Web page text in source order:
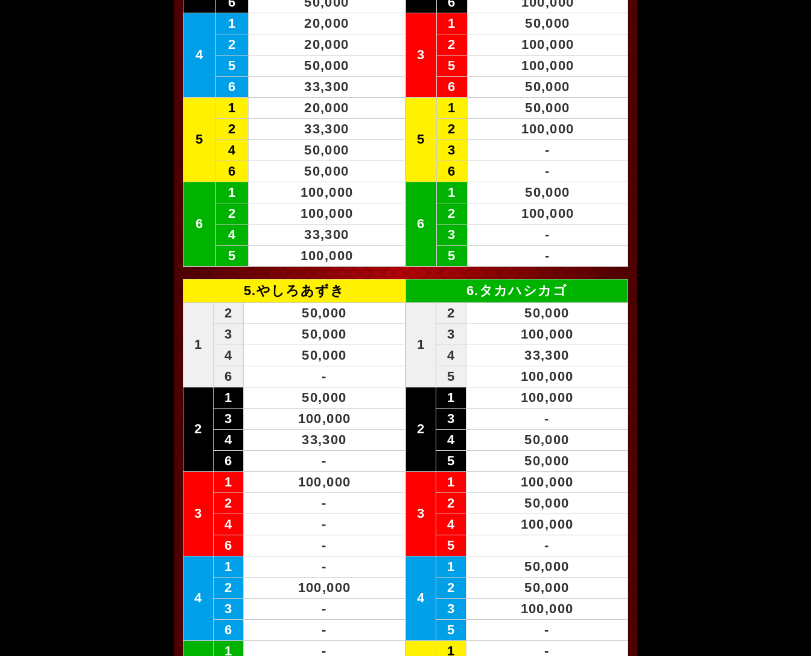
4
1
20,000
2
20,000
5
50,000
6
33,300
5
1
20,000
2
33,300
4
50,000
6
50,000
6
1
100,000
2
100,000
4
33,300
5
100,000
3
1
50,000
2
100,000
5
100,000
6
50,000
5
1
50,000
2
100,000
3
-
6
-
6
1
50,000
2
100,000
3
-
5
-
5.やしろあずき
1
2
50,000
3
50,000
4
50,000
6
-
2
1
50,000
3
100,000
4
33,300
6
-
3
1
100,000
2
-
4
-
6
-
4
1
-
2
100,000
3
-
6
-
1
-
6.タカハシカゴ
1
2
50,000
3
100,000
4
33,300
5
100,000
2
1
100,000
3
-
4
50,000
5
50,000
3
1
100,000
2
50,000
4
100,000
5
-
4
1
50,000
2
50,000
3
100,000
5
-
1
-